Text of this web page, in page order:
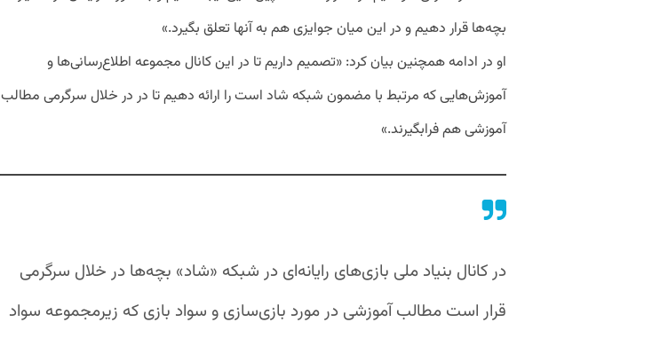
بچه‌ها قرار دهیم و در این میان جوایزی هم به آنها تعلق بگیرد.»
او در ادامه همچنین بیان کرد: «تصمیم داریم تا در این کانال مجموعه اطلاع‌رسانی‌ها و
آموزش‌هایی که مرتبط با مضمون شبکه شاد است را ارائه ‌دهیم تا در در خلال سرگرمی مطالب
آموزشی هم فرابگیرند.»
در کانال بنیاد ملی بازی‌های رایانه‌ای در شبکه «شاد» بچه‌ها در خلال سرگرمی
قرار است مطالب آموزشی در مورد بازی‌سازی و سواد بازی که زیرمجموعه سواد